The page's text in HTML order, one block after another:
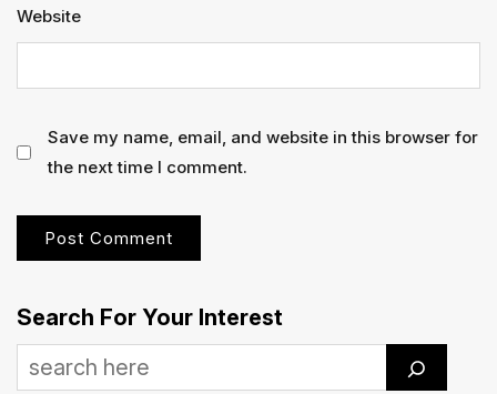
Website
Save my name, email, and website in this browser for
the next time I comment.
Search For Your Interest